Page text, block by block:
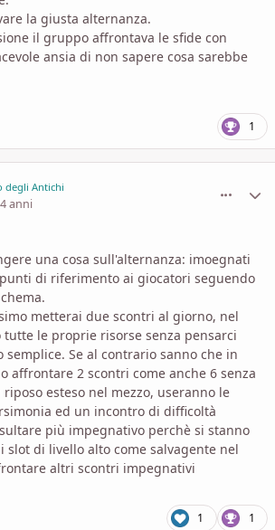
la giusta alternanza.
il gruppo affrontava le sfide con
ansia di non sapere cosa sarebbe
1
degli Antichi
4 anni
una cosa sull'alternanza: imoegnati
di riferimento ai giocatori seguendo
metterai due scontri al giorno, nel
tutte le proprie risorse senza pensarci
Se al contrario sanno che in
affrontare 2 scontri come anche 6 senza
esteso nel mezzo, useranno le
ed un incontro di difficoltà
più impegnativo perchè si stanno
slot di livello alto come salvagente nel
altri scontri impegnativi
1 1